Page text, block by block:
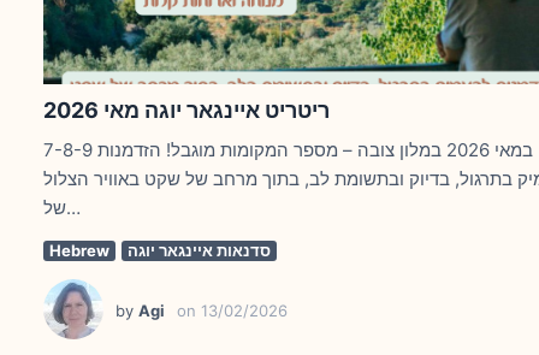
ריטריט איינגאר יוגה מאי 2026
Hebrew סדנאות איינגאר יוגה
7-8-9 במאי 2026 במלון צובה – מספר המקומות מוגבל! הזדמנות
בתרגול, בדיוק ובתשומת לב, בתוך מרחב של שקט באוויר הצלול
של…
by Agi on 13/02/2026